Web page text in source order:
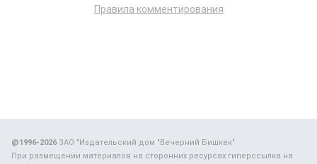
Правила комментирования
@1996-2026ЗАО "Издательский дом "Вечерний Бишкек"
При размещении материалов на сторонних ресурсах гиперссылка на